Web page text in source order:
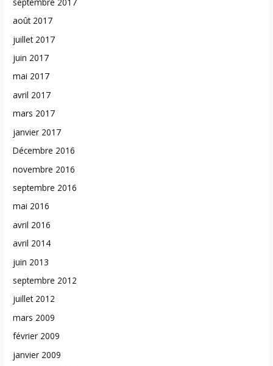
août 2017
juillet 2017
juin 2017
mai 2017
avril 2017
mars 2017
janvier 2017
Décembre 2016
novembre 2016
septembre 2016
mai 2016
avril 2016
avril 2014
juin 2013
septembre 2012
juillet 2012
mars 2009
février 2009
janvier 2009